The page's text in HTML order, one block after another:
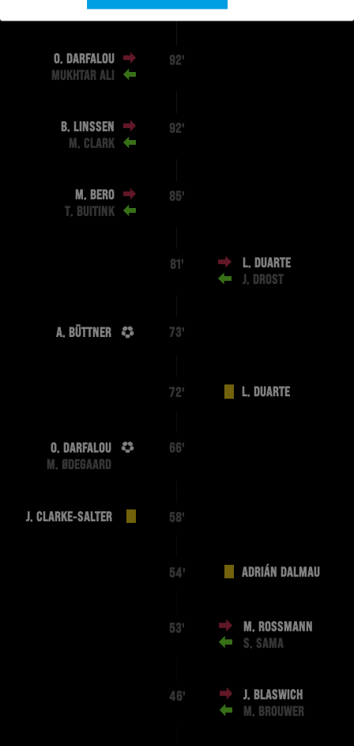
O. DARFALOU
MUKHTAR ALI
92'
B. LINSSEN
M. CLARK
92'
M. BERO
T. BUITINK
85'
81'
L. DUARTE
J. DROST
A. BÜTTNER 73'
72' L. DUARTE
O. DARFALOU
M. ØDEGAARD
66'
J. CLARKE-SALTER 58'
54' ADRIÁN DALMAU
53'
M. ROSSMANN
S. SAMA
46'
J. BLASWICH
M. BROUWER